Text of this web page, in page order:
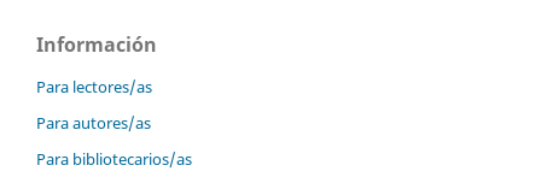
Información
Para lectores/as
Para autores/as
Para bibliotecarios/as